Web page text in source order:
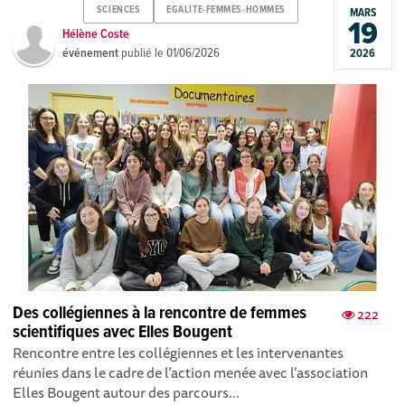
SCIENCES EGALITE-FEMMES-HOMMES
Hélène Coste
événement publié le01/06/2026
MARS
19
2026
222
Des collégiennes à la rencontre de femmes
scientifiques avec Elles Bougent
Rencontre entre les collégiennes et les intervenantes
réunies dans le cadre de l’action menée avec l’association
Elles Bougent autour des parcours...